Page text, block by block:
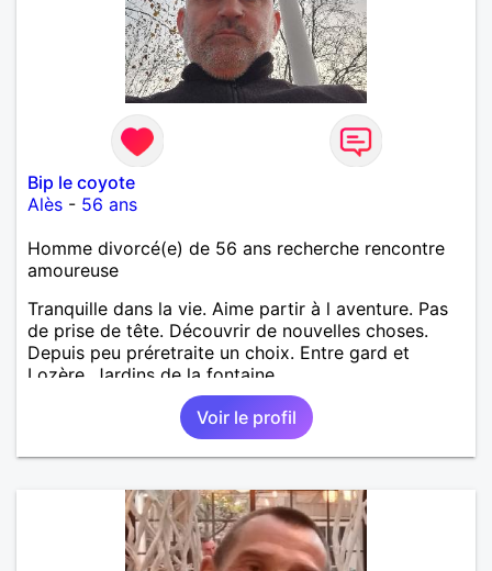
Bip le coyote
Alès - 56 ans
Homme divorcé(e) de 56 ans recherche rencontre
amoureuse
Tranquille dans la vie. Aime partir à l aventure. Pas
de prise de tête. Découvrir de nouvelles choses.
Depuis peu préretraite un choix. Entre gard et
Lozère. Jardins de la fontaine
Voir le profil